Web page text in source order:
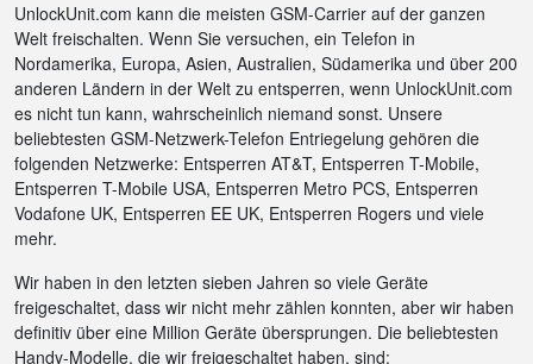
UnlockUnit.com kann die meisten GSM-Carrier auf der ganzen
Welt freischalten. Wenn Sie versuchen, ein Telefon in
Nordamerika, Europa, Asien, Australien, Südamerika und über 200
anderen Ländern in der Welt zu entsperren, wenn UnlockUnit.com
es nicht tun kann, wahrscheinlich niemand sonst. Unsere
beliebtesten GSM-Netzwerk-Telefon Entriegelung gehören die
folgenden Netzwerke: Entsperren AT&T, Entsperren T-Mobile,
Entsperren T-Mobile USA, Entsperren Metro PCS, Entsperren
Vodafone UK, Entsperren EE UK, Entsperren Rogers und viele
mehr.
Wir haben in den letzten sieben Jahren so viele Geräte
freigeschaltet, dass wir nicht mehr zählen konnten, aber wir haben
definitiv über eine Million Geräte übersprungen. Die beliebtesten
Handy-Modelle, die wir freigeschaltet haben, sind: